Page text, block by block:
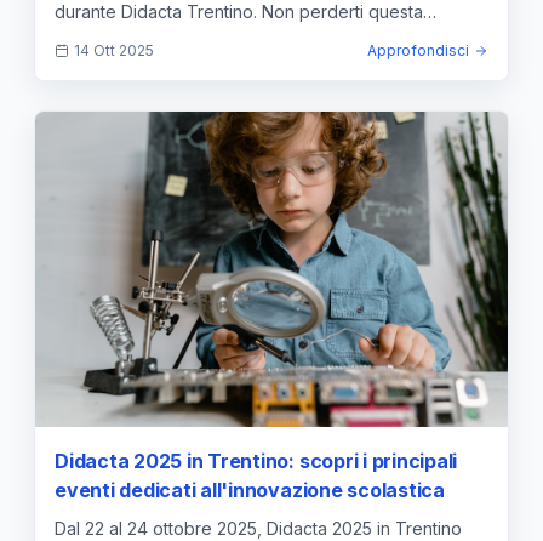
durante Didacta Trentino. Non perderti questa
occasione di formazione e networking!
14 Ott 2025 Approfondisci
Didacta 2025 in Trentino: scopri i principali
eventi dedicati all'innovazione scolastica
Dal 22 al 24 ottobre 2025, Didacta 2025 in Trentino